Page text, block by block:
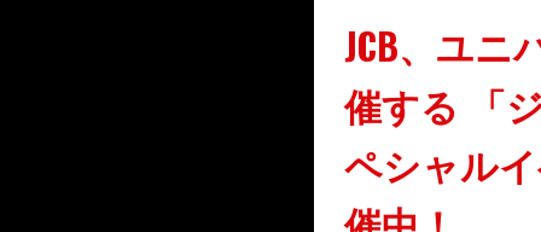
JCB、ユ
催する 「
ペシャル